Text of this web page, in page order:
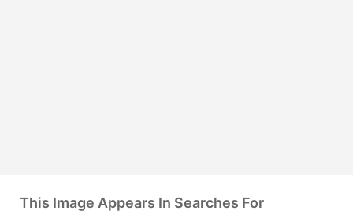
This Image Appears In Searches For